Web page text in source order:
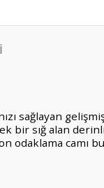
sağlayan
bir sığ alan
odaklama camı